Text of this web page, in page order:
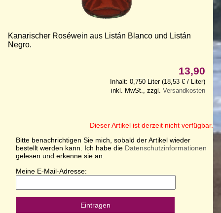
Kanarischer Roséwein aus Listán Blanco und Listán
Negro.
13,90
Inhalt: 0,750 Liter (18,53 € / Liter)
inkl. MwSt., zzgl. Versandkosten
Dieser Artikel ist derzeit nicht verfügbar.
Bitte benachrichtigen Sie mich, sobald der Artikel wieder
bestellt werden kann. Ich habe die Datenschutzinformationen
gelesen und erkenne sie an.
Meine E-Mail-Adresse:
Eintragen